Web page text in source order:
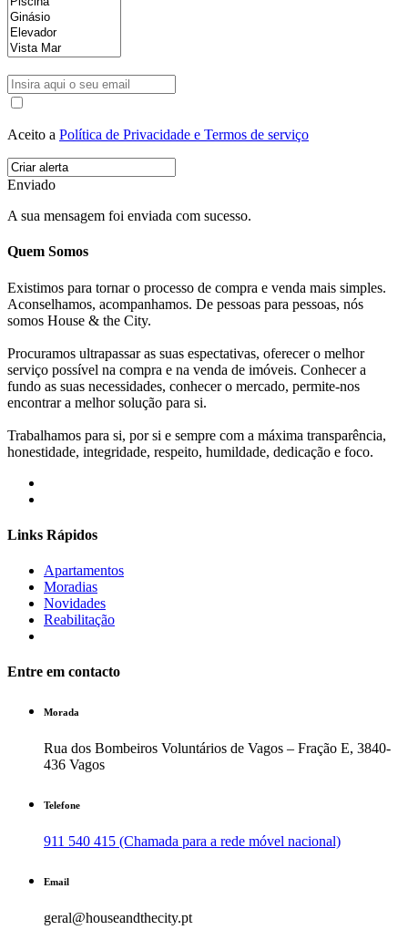
Aceito a Política de Privacidade e Termos de serviço
Enviado
A sua mensagem foi enviada com sucesso.
Quem Somos
Existimos para tornar o processo de compra e venda mais simples.
Aconselhamos, acompanhamos. De pessoas para pessoas, nós
somos House & the City.
Procuramos ultrapassar as suas espectativas, oferecer o melhor
serviço possível na compra e na venda de imóveis. Conhecer a
fundo as suas necessidades, conhecer o mercado, permite-nos
encontrar a melhor solução para si.
Trabalhamos para si, por si e sempre com a máxima transparência,
honestidade, integridade, respeito, humildade, dedicação e foco.
Links Rápidos
Apartamentos
Moradias
Novidades
Reabilitação
Entre em contacto
Morada
Rua dos Bombeiros Voluntários de Vagos – Fração E, 3840-
436 Vagos
Telefone
911 540 415 (Chamada para a rede móvel nacional)
Email
geral@houseandthecity.pt